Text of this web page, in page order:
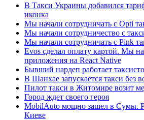
В Такси Украины добавился
иконка
Мы начали сотрудничать с Opti
Мы начали сотрудничество с
Мы начали сотрудничать с Pink
Evos сделал оплату картой. Мы
приложения на React Native
Бывший нардеп работает
В Шанхае запускается такси без
Пилот такси в Житомире возит
Город ждет своего героя
MobilAuto мощно зашел в Сумы.
Киеве